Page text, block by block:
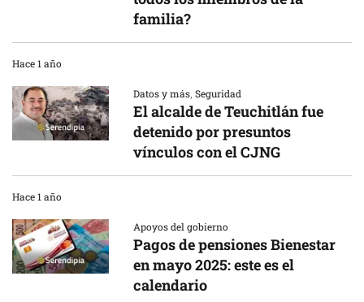
familia?
Hace 1 año
Datos y más,Seguridad
El alcalde de Teuchitlán fue
detenido por presuntos
vínculos con el CJNG
Hace 1 año
Apoyos del gobierno
Pagos de pensiones Bienestar
en mayo 2025: este es el
calendario